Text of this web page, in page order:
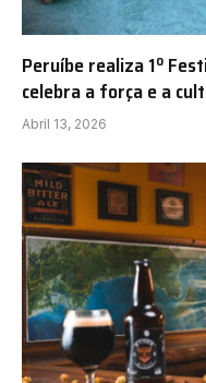
Peruíbe realiza 1º
celebra a força e a
Abril 13, 2026